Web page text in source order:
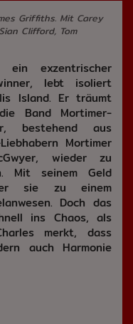
Griffiths. Mit Carey
Clifford, Tom
ein exzentrischer
lebt isoliert
Island. Er träumt
Band Mortimer-
bestehend aus
Mortimer
wieder zu
Mit seinem Geld
sie zu einem
Doch das
ins Chaos, als
merkt, dass
auch Harmonie